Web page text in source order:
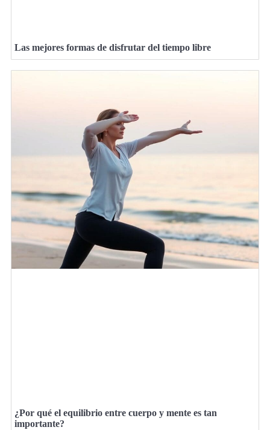
Las mejores formas de disfrutar del tiempo libre
¿Por qué el equilibrio entre cuerpo y mente es tan
importante?